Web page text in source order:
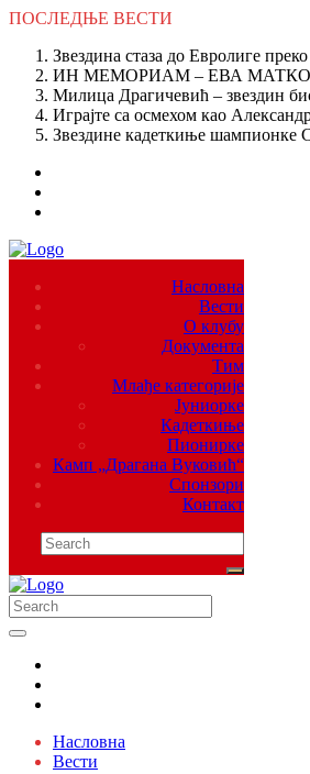
ПОСЛЕДЊЕ ВЕСТИ
Звездина стаза до Евролиге
ИН МЕМОРИАМ – ЕВА
Милица Драгичевић – звездин
Играјте са осмехом као
Звездине кадеткиње шампионке
Насловна
Вести
О клубу
Документа
Тим
Млађе категорије
Јуниорке
Кадеткиње
Пионирке
Камп „Драгана Вуковић“
Спонзори
Контакт
Насловна
Вести